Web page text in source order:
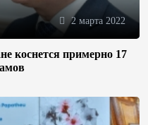
2 марта 2022
коснется примерно 17